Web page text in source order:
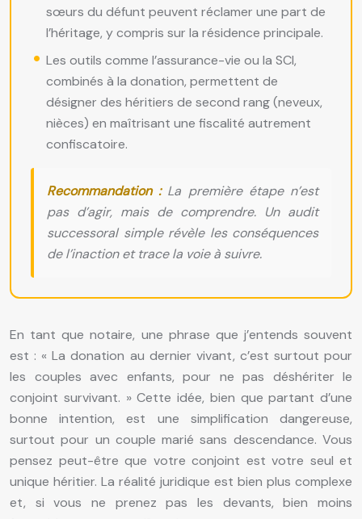
sœurs du défunt peuvent réclamer une part de
l’héritage, y compris sur la résidence principale.
Les outils comme l’assurance-vie ou la SCI,
combinés à la donation, permettent de
désigner des héritiers de second rang (neveux,
nièces) en maîtrisant une fiscalité autrement
confiscatoire.
Recommandation :La première étape n’est
pas d’agir, mais de comprendre. Un audit
successoral simple révèle les conséquences
de l’inaction et trace la voie à suivre.
En tant que notaire, une phrase que j’entends souvent
est : « La donation au dernier vivant, c’est surtout pour
les couples avec enfants, pour ne pas déshériter le
conjoint survivant. » Cette idée, bien que partant d’une
bonne intention, est une simplification dangereuse,
surtout pour un couple marié sans descendance. Vous
pensez peut-être que votre conjoint est votre seul et
unique héritier. La réalité juridique est bien plus complexe
et, si vous ne prenez pas les devants, bien moins